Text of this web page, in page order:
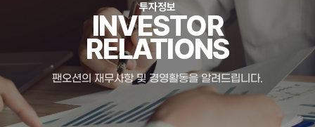
투자정보
INVESTOR
RELATIONS
팬오션의 재무사항 및 경영활동을 알려드립니다.